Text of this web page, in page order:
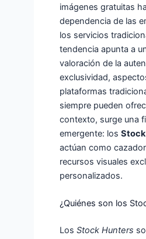
imágenes gratuitas
dependencia de las
los servicios
tendencia apunta a
valoración de la
exclusividad,
plataformas
siempre pueden
contexto, surge una
emergente: los
actúan como
recursos visuales
personalizados.
¿Quiénes son los
LosStock Hunters